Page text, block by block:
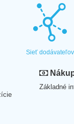
Sieť dodávateľov
Základné